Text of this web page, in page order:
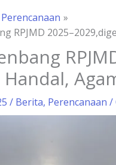
Perencanaan
RPJMD
Handal,
/ Berita, Perencanaan /